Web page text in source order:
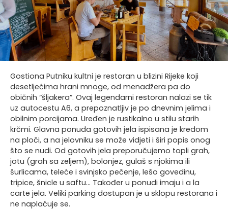
Gostiona Putniku kultni je restoran u blizini Rijeke koji
desetljećima hrani mnoge, od menadžera pa do
običnih “šljakera”. Ovaj legendarni restoran nalazi se tik
uz autocestu A6, a prepoznatljiv je po dnevnim jelima i
obilnim porcijama. Uređen je rustikalno u stilu starih
krčmi. Glavna ponuda gotovih jela ispisana je kredom
na ploči, a na jelovniku se može vidjeti i širi popis onog
što se nudi. Od gotovih jela preporučujemo topli grah,
jotu (grah sa zeljem), bolonjez, gulaš s njokima ili
šurlicama, teleće i svinjsko pečenje, lešo govedinu,
tripice, šnicle u saftu… Također u ponudi imaju i a la
carte jela. Veliki parking dostupan je u sklopu restorana i
ne naplaćuje se.